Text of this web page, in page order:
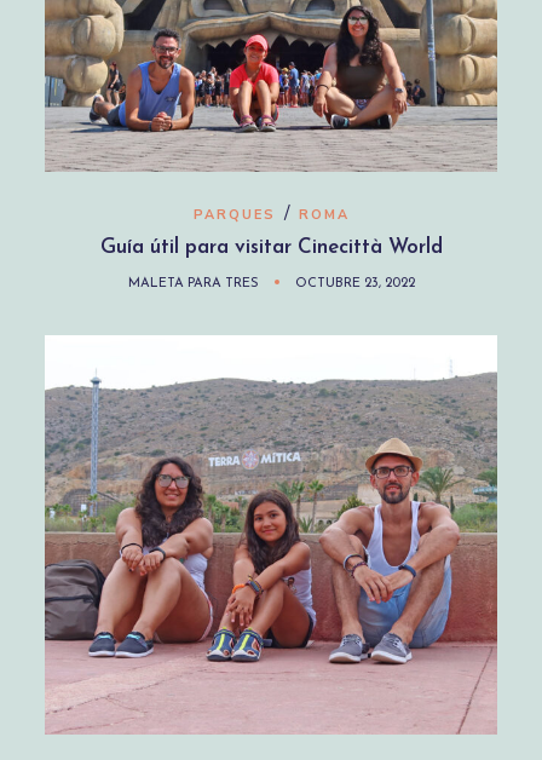
PARQUES / ROMA
Guía útil para visitar Cinecittà World
MALETA PARA TRES OCTUBRE 23, 2022